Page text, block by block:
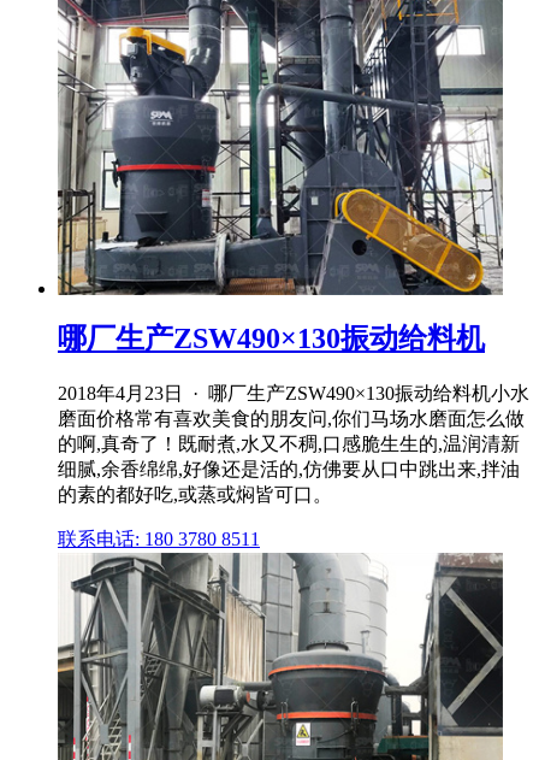
哪厂生产ZSW490×130振动给料机
2018年4月23日 · 哪厂生产ZSW490×130振动给料机小水
磨面价格常有喜欢美食的朋友问,你们马场水磨面怎么做
的啊,真奇了！既耐煮,水又不稠,口感脆生生的,温润清新
细腻,余香绵绵,好像还是活的,仿佛要从口中跳出来,拌油
的素的都好吃,或蒸或焖皆可口。
联系电话: 180 3780 8511